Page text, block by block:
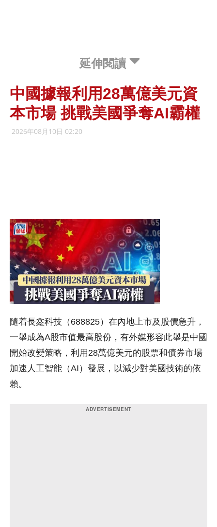
延伸閱讀
中國據報利用28萬億美元資
本市場 挑戰美國爭奪AI霸權
2026年08月10日 02:20
隨着長鑫科技（688825）在內地上市及股價急升，
一舉成為A股市值最高股份，有外媒形容此舉是中國
開始改變策略，利用28萬億美元的股票和債券市場
加速人工智能（AI）發展，以減少對美國技術的依
賴。